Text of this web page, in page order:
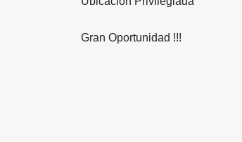
Gran Oportunidad !!!